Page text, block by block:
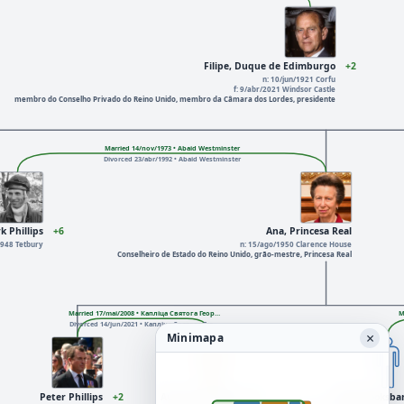
Married 14/nov/1973 • Abaid Westminster
Divorced 23/abr/1992 • Abaid Westminster
Married 17/mai/2008 • Капліца Святога Геор…
Divorced 14/jun/2021 • Капліца Святога Гео…
Jack
Phillips
Tetbury
+6
Peter Phillips +2
Filipe, Duque de Edimburgo
n: 10/jun/1921 Corfu
f: 9/abr/2021 Windsor Castle
membro do Conselho Privado do Reino Unido, membro da Câmara dos Lordes, presidente
+2
Ana, Princesa Real
n: 15/ago/1950 Clarence House
Conselheiro de Estado do Reino Unido, grão-mestre, Princesa Real
Minimapa ×